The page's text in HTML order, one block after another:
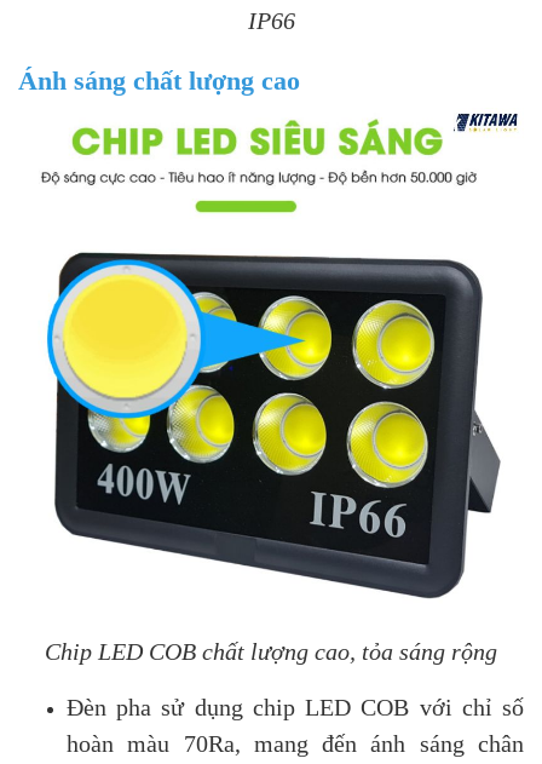
IP66
Ánh sáng chất lượng cao
Chip LED COB chất lượng cao, tỏa sáng rộng
Đèn pha sử dụng chip LED COB với chỉ số
hoàn màu 70Ra, mang đến ánh sáng chân